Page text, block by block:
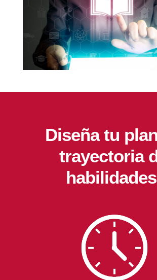
Diseña tu
trayectoria